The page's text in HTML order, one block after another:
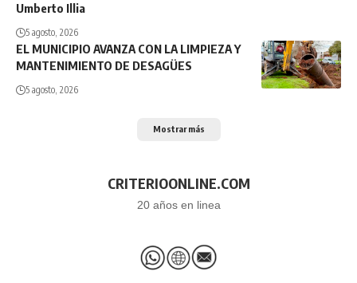
Umberto Illia
5 agosto, 2026
EL MUNICIPIO AVANZA CON LA LIMPIEZA Y
MANTENIMIENTO DE DESAGÜES
5 agosto, 2026
Mostrar más
CRITERIOONLINE.COM
20 años en linea